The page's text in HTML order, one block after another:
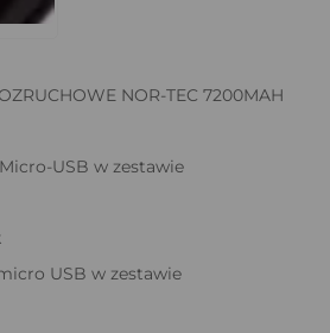
NOR-TEC 7200MAH
USB w zestawie
USB w zestawie